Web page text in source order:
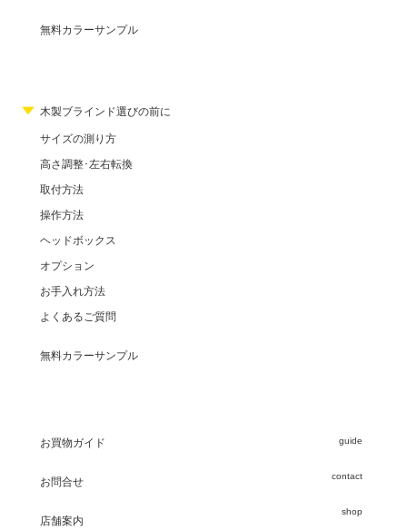
無料カラーサンプル
木製ブラインド選びの前に
サイズの測り方
高さ調整･左右転換
取付方法
操作方法
ヘッドボックス
オプション
お手入れ方法
よくあるご質問
無料カラーサンプル
お買物ガイド
お問合せ
店舗案内
guide
contact
shop